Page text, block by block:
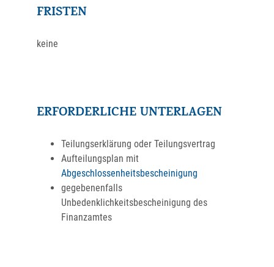
FRISTEN
keine
ERFORDERLICHE UNTERLAGEN
Teilungserklärung oder Teilungsvertrag
Aufteilungsplan mit
Abgeschlossenheitsbescheinigung
gegebenenfalls
Unbedenklichkeitsbescheinigung des
Finanzamtes